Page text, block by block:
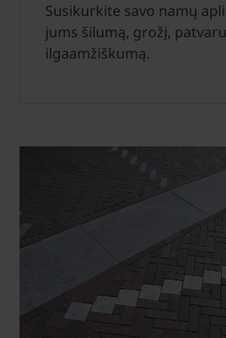
Susikurkite savo namų
jums šilumą, grožį,
ilgaamžiškumą.